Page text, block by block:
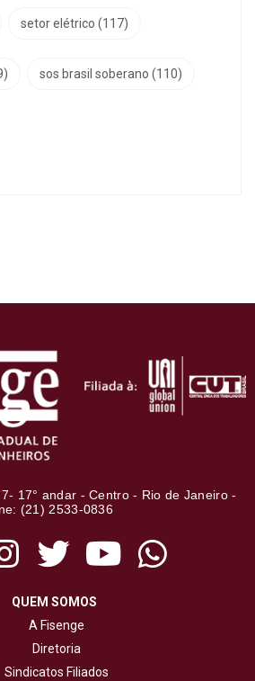
setor elétrico (117)
sos brasil soberano (110)
17° andar - Centro - Rio de Janeiro -
(21) 2533-0836
QUEM SOMOS
A Fisenge
Diretoria
Sindicatos Filiados